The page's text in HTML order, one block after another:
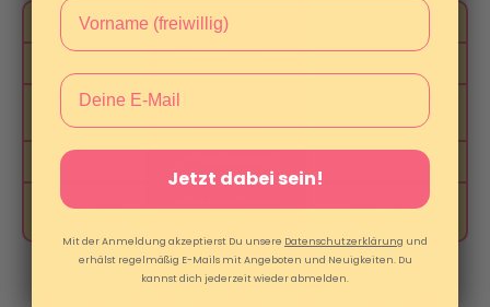
Konsistenz ✅ weich, nicht klebrig
Haltbarkeit
✅ inkl. Aktivator-
❌ trocknet schnell aus
Handgemacht ❌ Massenproduktion
Kleines Team,
❌ anonym &
Email
Jetzt dabei sein!
Mit der Anmeldung akzeptierst Du unsere Datenschutzerklärung und
erhälst regelmäßig E-Mails mit Angeboten und Neuigkeiten. Du
kannst dich jederzeit wieder abmelden.